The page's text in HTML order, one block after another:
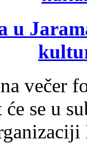
u
večer
će se u